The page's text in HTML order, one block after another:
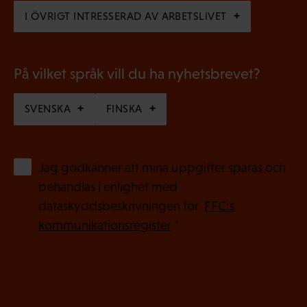
)
k
)
I ÖVRIGT INTRESSERAD AV ARBETSLIVET
På vilket språk vill du ha nyhetsbrevet?
SVENSKA FINSKA
Jag godkänner att mina uppgifter sparas och
behandlas i enlighet med
dataskyddsbeskrivningen för FFC:s
kommunikationsregister*